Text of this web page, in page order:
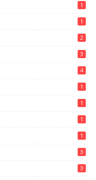
1
1
2
3
4
1
1
1
1
3
3